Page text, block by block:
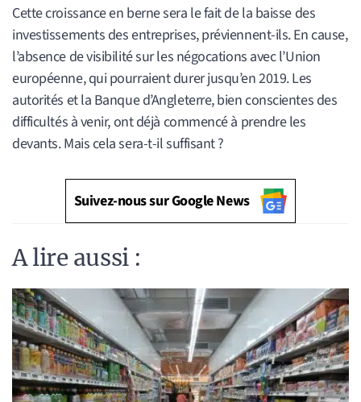
Cette croissance en berne sera le fait de la baisse des
investissements des entreprises, préviennent-ils. En cause,
l’absence de visibilité sur les négocations avec l’Union
européenne, qui pourraient durer jusqu’en 2019. Les
autorités et la Banque d’Angleterre, bien conscientes des
difficultés à venir, ont déjà commencé à prendre les
devants. Mais cela sera-t-il suffisant ?
Suivez-nous sur Google News
A lire aussi :